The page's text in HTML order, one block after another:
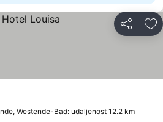
Deli
Westende-Bad: udaljenost 12.2 km